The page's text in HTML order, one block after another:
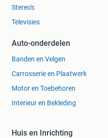
Stereo's
Televisies
Auto-onderdelen
Banden en Velgen
Carrosserie en Plaatwerk
Motor en Toebehoren
Interieur en Bekleding
Huis en Inrichting